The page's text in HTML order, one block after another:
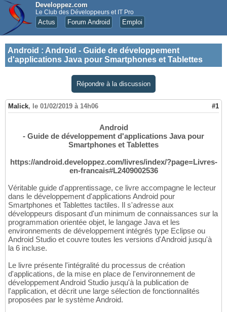
Developpez.com
Le Club des Développeurs et IT Pro
Actus Forum Android Emploi
Android : Android - Guide de développement
d'applications Java pour Smartphones et Tablettes
Répondre à la discussion
Malick, le 01/02/2019 à 14h06 #1
Android
- Guide de développement d'applications Java pour
Smartphones et Tablettes
https://android.developpez.com/livres/index/?page=Livres-
en-francais#L2409002536
Véritable guide d'apprentissage, ce livre accompagne le lecteur
dans le développement d'applications Android pour
Smartphones et Tablettes tactiles. Il s'adresse aux
développeurs disposant d'un minimum de connaissances sur la
programmation orientée objet, le langage Java et les
environnements de développement intégrés type Eclipse ou
Android Studio et couvre toutes les versions d'Android jusqu'à
la 6 incluse.
Le livre présente l'intégralité du processus de création
d'applications, de la mise en place de l'environnement de
développement Android Studio jusqu'à la publication de
l'application, et décrit une large sélection de fonctionnalités
proposées par le système Android.